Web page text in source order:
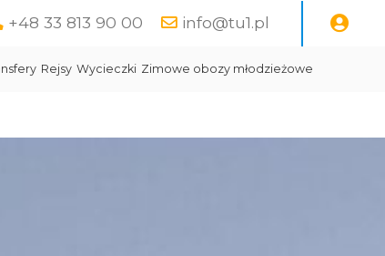
+48 33 813 90 00 info@tu1.pl
Rejsy Wycieczki Zimowe obozy młodzieżowe